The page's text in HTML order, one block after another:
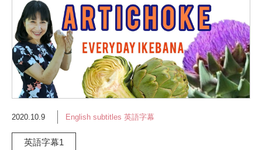
2020.10.9 English subtitles 英語字幕
英語字幕1